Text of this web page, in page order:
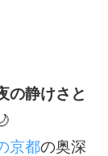
の静けさと
京都の奥深